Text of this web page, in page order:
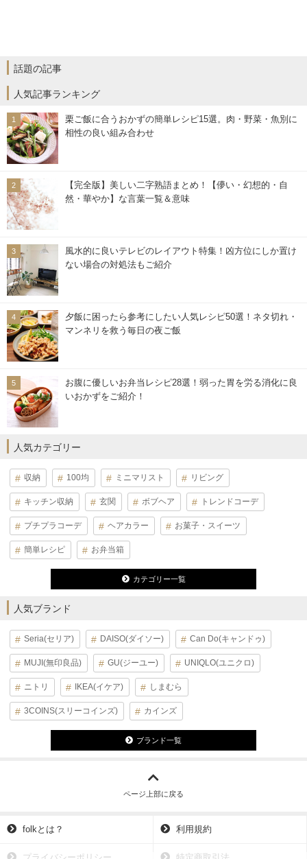
話題の記事
人気記事ランキング
栗ご飯に合うおかずの簡単レシピ15選。肉・野菜・魚別に
相性の良い組み合わせ
【完全版】美しい二字熟語まとめ！【儚い・幻想的・自
然・華やか】な言葉一覧＆意味
風水的に良いテレビのレイアウト特集！凶方位にしか置け
ない場合の対処法もご紹介
夕飯に困ったら参考にしたい人気レシピ50選！ネタ切れ・
マンネリを救う毎日の夜ご飯
お腹に優しいお弁当レシピ28選！弱った胃を労る消化に良
いおかずをご紹介！
人気カテゴリー
収納 100均 ミニマリスト リビング
キッチン収納 玄関 ボブヘア トレンドコーデ
プチプラコーデ ヘアカラー お菓子・スイーツ
簡単レシピ お弁当箱
カテゴリー一覧
人気ブランド
Seria(セリア) DAISO(ダイソー) Can Do(キャンドゥ)
MUJI(無印良品) GU(ジーユー) UNIQLO(ユニクロ)
ニトリ IKEA(イケア) しまむら
3COINS(スリーコインズ) カインズ
ブランド一覧
ページ上部に戻る
folkとは？ 利用規約